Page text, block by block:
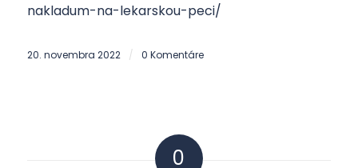
nakladum-na-lekarskou-peci/
20. novembra 2022 / 0 Komentáre
0